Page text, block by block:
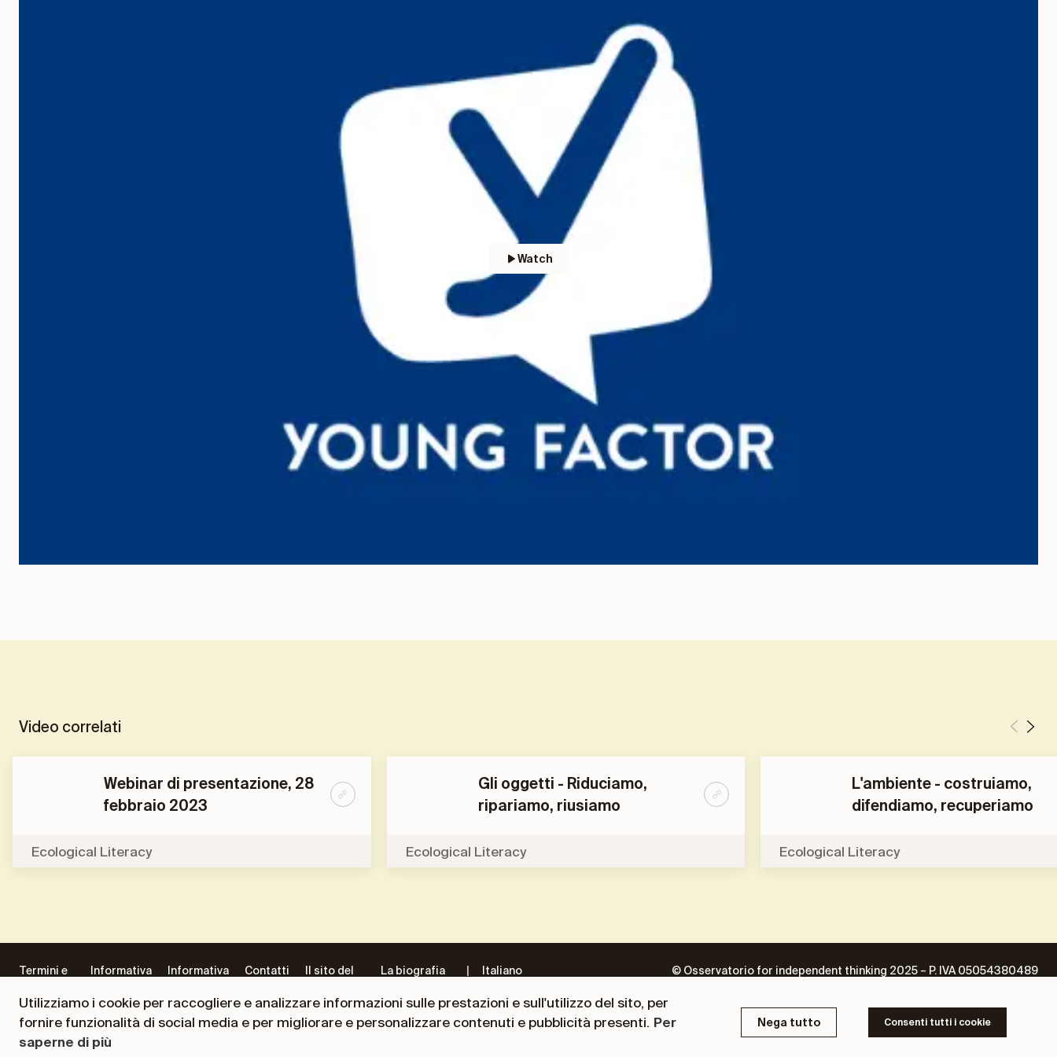
Watch
Video correlati
Webinar di presentazione, 28
febbraio 2023
Ecological Literacy
Gli oggetti - Riduciamo,
ripariamo, riusiamo
Ecological Literacy
L'ambiente - costruiamo,
difendiamo, recuperiamo
Ecological Literacy
Termini e
Informativa
Informativa
Contatti
Il sito del
Andrea
Ceccherini
La biografia
Presidente
Andrea
Italiano © Osservatorio for independent thinking 2025 – P. IVA 05054380489
Utilizziamo i cookie per raccogliere e analizzare informazioni sulle prestazioni e sull'utilizzo del sito, per
fornire funzionalità di social media e per migliorare e personalizzare contenuti e pubblicità presenti. Per
saperne di più
Nega tutto Consenti tutti i cookie